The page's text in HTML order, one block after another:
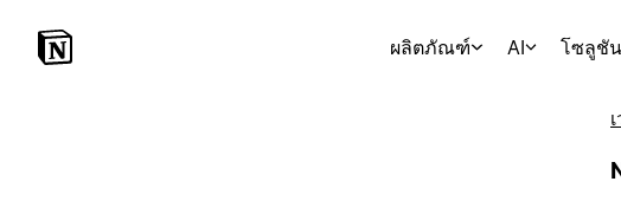
ผลิตภัณฑ์ AI โซลูชัน